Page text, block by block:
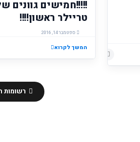
הוסף רשומת תגובה
!!!!!חמישים גוונים
טריילר ראשון!!!!
ספטמבר 14, 2016
המשך לקרוא
רשומות